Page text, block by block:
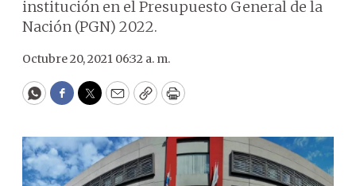
institución en el Presupuesto General de la
Nación (PGN) 2022.
Octubre 20, 2021 06:32 a. m.
WhatsApp
Facebook
Twitter
EmailCopyPrint